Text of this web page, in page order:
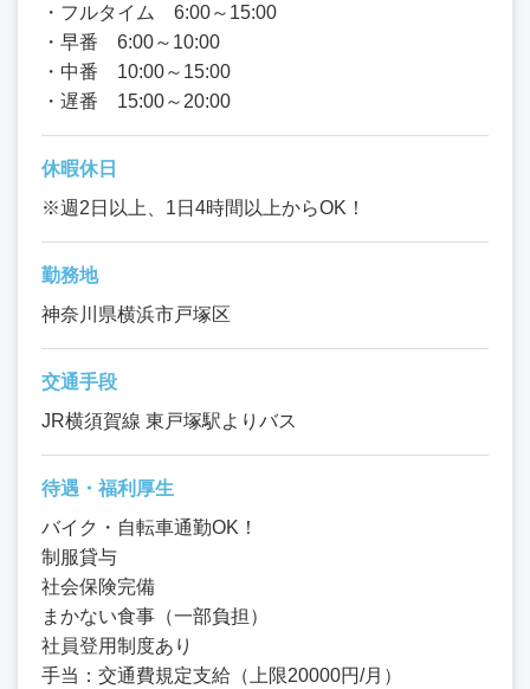
・フルタイム 6:00～15:00
・早番 6:00～10:00
・中番 10:00～15:00
・遅番 15:00～20:00
休暇休日
※週2日以上、1日4時間以上からOK！
勤務地
神奈川県横浜市戸塚区
交通手段
JR横須賀線 東戸塚駅よりバス
待遇・福利厚生
バイク・自転車通勤OK！
制服貸与
社会保険完備
まかない食事（一部負担）
社員登用制度あり
手当：交通費規定支給（上限20000円/月）